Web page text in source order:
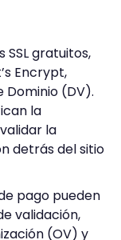
SSL gratuitos,
Encrypt,
Dominio (DV).
la
la
detrás del sitio
pago pueden
validación,
(OV) y